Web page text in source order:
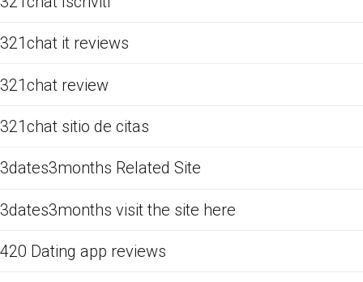
321chat it reviews
321chat review
321chat sitio de citas
3dates3months Related Site
3dates3months visit the site here
420 Dating app reviews